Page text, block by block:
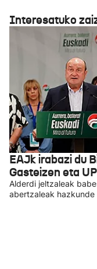
Interesatuko
EAJk irabazi du
Gasteizen eta
Alderdi jeltzaleak
abertzaleak